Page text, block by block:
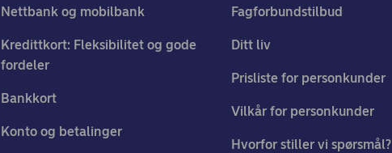
Nettbank og mobilbank
Kredittkort: Fleksibilitet og gode
fordeler
Bankkort
Konto og betalinger
Fagforbundstilbud
Ditt liv
Prisliste for personkunder
Vilkår for personkunder
Hvorfor stiller vi spørsmål?